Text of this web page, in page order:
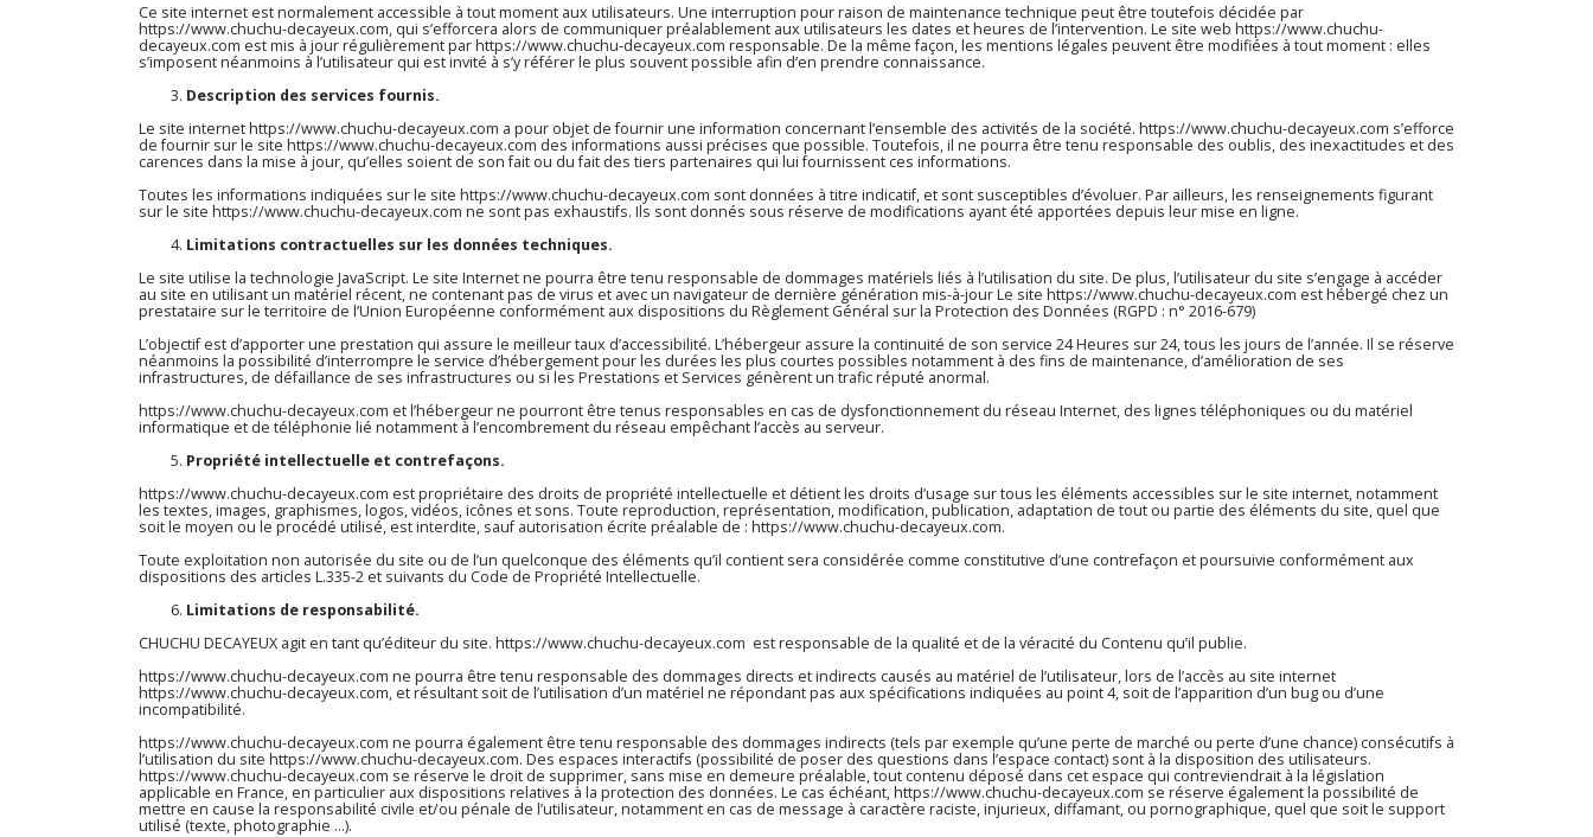
Ce site internet est normalement accessible à tout moment aux utilisateurs. Une interruption pour raison de maintenance technique peut être toutefois décidée par
https://www.chuchu-decayeux.com, qui s’efforcera alors de communiquer préalablement aux utilisateurs les dates et heures de l’intervention. Le site web https://www.chuchu-
decayeux.com est mis à jour régulièrement parhttps://www.chuchu-decayeux.com responsable. De la même façon, les mentions légales peuvent être modifiées à tout moment : elles
s’imposent néanmoins à l’utilisateur qui est invité à s’y référer le plus souvent possible afin d’en prendre connaissance.
Description des services fournis.
Le site internethttps://www.chuchu-decayeux.com a pour objet de fournir une information concernant l’ensemble des activités de la société. https://www.chuchu-decayeux.com s’efforce
de fournir sur le site https://www.chuchu-decayeux.com des informations aussi précises que possible. Toutefois, il ne pourra être tenu responsable des oublis, des inexactitudes et des
carences dans la mise à jour, qu’elles soient de son fait ou du fait des tiers partenaires qui lui fournissent ces informations.
Toutes les informations indiquées sur le site https://www.chuchu-decayeux.com sont données à titre indicatif, et sont susceptibles d’évoluer. Par ailleurs, les renseignements figurant
sur le site https://www.chuchu-decayeux.com ne sont pas exhaustifs. Ils sont donnés sous réserve de modifications ayant été apportées depuis leur mise en ligne.
Limitations contractuelles sur les données techniques.
Le site utilise la technologie JavaScript. Le site Internet ne pourra être tenu responsable de dommages matériels liés à l’utilisation du site. De plus, l’utilisateur du site s’engage à accéder
au site en utilisant un matériel récent, ne contenant pas de virus et avec un navigateur de dernière génération mis-à-jour Le site https://www.chuchu-decayeux.com est hébergé chez un
prestataire sur le territoire de l’Union Européenne conformément aux dispositions du Règlement Général sur la Protection des Données (RGPD : n° 2016-679)
L’objectif est d’apporter une prestation qui assure le meilleur taux d’accessibilité. L’hébergeur assure la continuité de son service 24 Heures sur 24, tous les jours de l’année. Il se réserve
néanmoins la possibilité d’interrompre le service d’hébergement pour les durées les plus courtes possibles notamment à des fins de maintenance, d’amélioration de ses
infrastructures, de défaillance de ses infrastructures ou si les Prestations et Services génèrent un trafic réputé anormal.
https://www.chuchu-decayeux.com et l’hébergeur ne pourront être tenus responsables en cas de dysfonctionnement du réseau Internet, des lignes téléphoniques ou du matériel
informatique et de téléphonie lié notamment à l’encombrement du réseau empêchant l’accès au serveur.
Propriété intellectuelle et contrefaçons.
https://www.chuchu-decayeux.com est propriétaire des droits de propriété intellectuelle et détient les droits d’usage sur tous les éléments accessibles sur le site internet, notamment
les textes, images, graphismes, logos, vidéos, icônes et sons. Toute reproduction, représentation, modification, publication, adaptation de tout ou partie des éléments du site, quel que
soit le moyen ou le procédé utilisé, est interdite, sauf autorisation écrite préalable de : https://www.chuchu-decayeux.com.
Toute exploitation non autorisée du site ou de l’un quelconque des éléments qu’il contient sera considérée comme constitutive d’une contrefaçon et poursuivie conformément aux
dispositions des articles L.335-2 et suivants du Code de Propriété Intellectuelle.
Limitations de responsabilité.
CHUCHU DECAYEUX agit en tant qu’éditeur du site. https://www.chuchu-decayeux.com est responsable de la qualité et de la véracité du Contenu qu’il publie.
https://www.chuchu-decayeux.com ne pourra être tenu responsable des dommages directs et indirects causés au matériel de l’utilisateur, lors de l’accès au site internet
https://www.chuchu-decayeux.com, et résultant soit de l’utilisation d’un matériel ne répondant pas aux spécifications indiquées au point 4, soit de l’apparition d’un bug ou d’une
incompatibilité.
https://www.chuchu-decayeux.com ne pourra également être tenu responsable des dommages indirects (tels par exemple qu’une perte de marché ou perte d’une chance) consécutifs à
l’utilisation du site https://www.chuchu-decayeux.com. Des espaces interactifs (possibilité de poser des questions dans l’espace contact) sont à la disposition des utilisateurs.
https://www.chuchu-decayeux.com se réserve le droit de supprimer, sans mise en demeure préalable, tout contenu déposé dans cet espace qui contreviendrait à la législation
applicable en France, en particulier aux dispositions relatives à la protection des données. Le cas échéant,https://www.chuchu-decayeux.com se réserve également la possibilité de
mettre en cause la responsabilité civile et/ou pénale de l’utilisateur, notamment en cas de message à caractère raciste, injurieux, diffamant, ou pornographique, quel que soit le support
utilisé (texte, photographie …).